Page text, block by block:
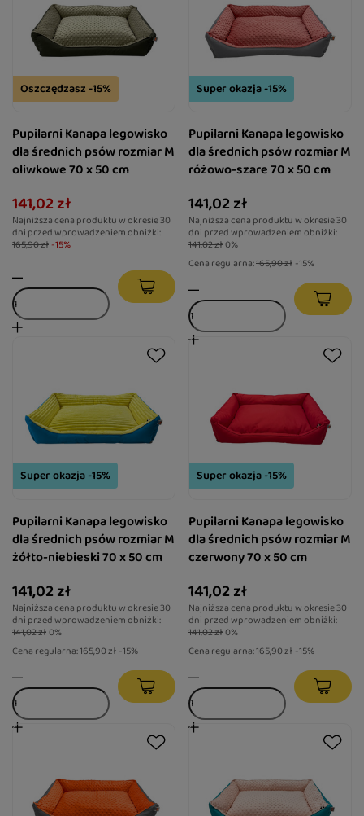
Oszczędzasz -15%
Pupilarni Kanapa legowisko
dla średnich psów rozmiar M
oliwkowe 70 x 50 cm
141,02 zł
Najniższa cena produktu w okresie 30
dni przed wprowadzeniem obniżki:
165,90 zł -15%
Super okazja -15%
Pupilarni Kanapa legowisko
dla średnich psów rozmiar M
różowo-szare 70 x 50 cm
141,02 zł
Najniższa cena produktu w okresie 30
dni przed wprowadzeniem obniżki:
141,02 zł0%
Cena regularna:165,90 zł -15%
Super okazja -15%
Pupilarni Kanapa legowisko
dla średnich psów rozmiar M
żółto-niebieski 70 x 50 cm
141,02 zł
Najniższa cena produktu w okresie 30
dni przed wprowadzeniem obniżki:
141,02 zł0%
Cena regularna:165,90 zł -15%
Super okazja -15%
Pupilarni Kanapa legowisko
dla średnich psów rozmiar M
czerwony 70 x 50 cm
141,02 zł
Najniższa cena produktu w okresie 30
dni przed wprowadzeniem obniżki:
141,02 zł0%
Cena regularna:165,90 zł -15%